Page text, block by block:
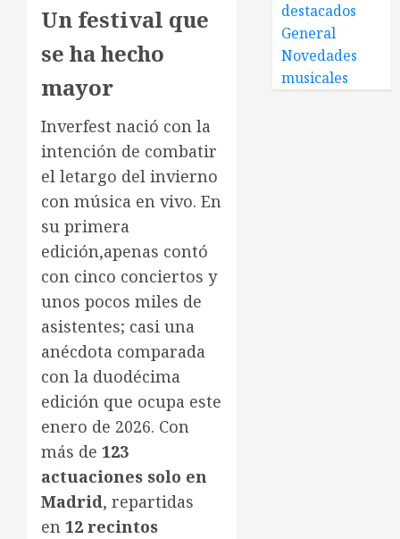
Un festival que
se ha hecho
mayor
Inverfest nació con la
intención de combatir
el letargo del invierno
con música en vivo. En
su primera
edición,apenas contó
con cinco conciertos y
unos pocos miles de
asistentes; casi una
anécdota comparada
con la duodécima
edición que ocupa este
enero de 2026. Con
más de 123
actuaciones solo en
Madrid, repartidas
en 12 recintos
destacados
General
Novedades
musicales